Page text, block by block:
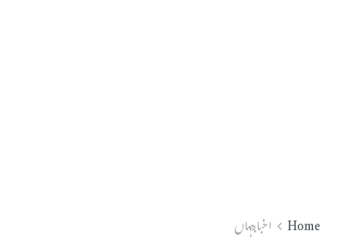
Home اخبارجہاں